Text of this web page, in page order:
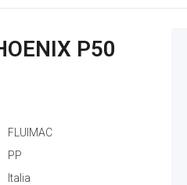
P50
FLUIMAC
PP
Italia